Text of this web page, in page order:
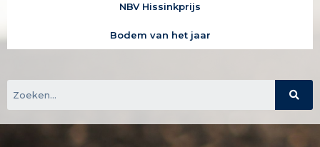
NBV Hissinkprijs
Bodem van het jaar